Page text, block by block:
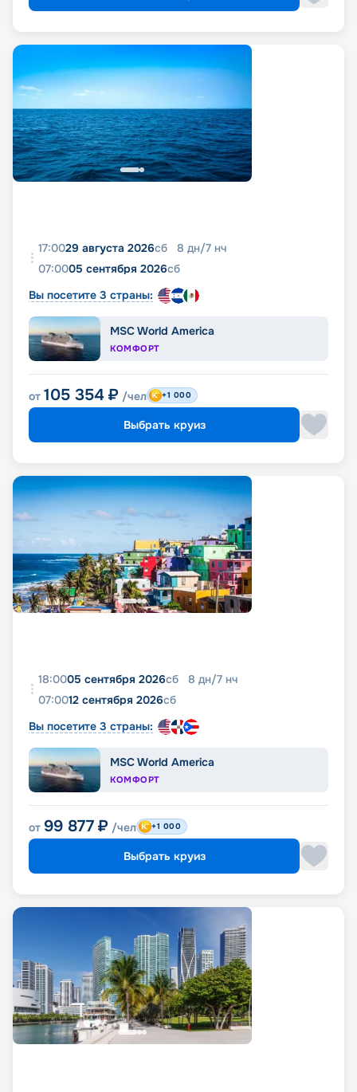
17:0029 августа 2026сб 8 дн/7 нч
07:0005 сентября 2026сб
Вы посетите 3 страны:
MSC World America
КОМФОРТ
от 105 354 ₽ /чел +1 000
Выбрать круиз
18:0005 сентября 2026сб 8 дн/7 нч
07:0012 сентября 2026сб
Вы посетите 3 страны:
MSC World America
КОМФОРТ
от 99 877 ₽ /чел +1 000
Выбрать круиз